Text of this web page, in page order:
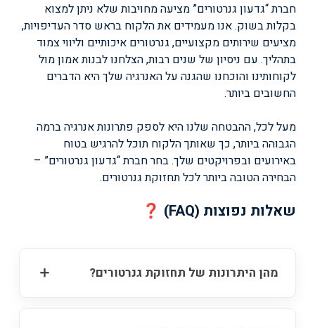
חברת “גדעון גנרטורים” מציעה מחויבות שלא ניתן למצוא
בקלות בשוק. אנו מעמידים את הלקוח בראש סדר העדיפויות,
מציעים שירותים מקצועיים, גנרטורים איכותיים וליווי צמוד
בתהליך. עם ניסיון של שנים רבות, הצלחנו לבנות אמון מול
לקוחותינו והוכחנו שהגנה על האנרגיה שלך היא הדברים
החשובים ביותר.
מעל לכל, ההבטחה שלנו היא לספק פתרונות אנרגיה ברמה
הגבוהה ביותר, כך שאותך הלקוח תוכל להרגיש בטוח
באירועים ובפרויקטים שלך. בחר חברת “גדעון גנרטורים” –
הבחירה הטובה ביותר לכל תחזוקת גנרטורים.
שאלות נפוצות (FAQ) ❓
מהן היתרונות של תחזוקת גנרטורים?